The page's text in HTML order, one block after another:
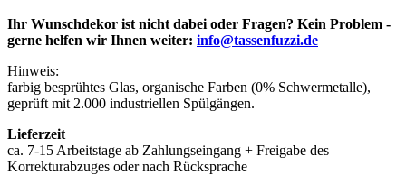
Ihr Wunschdekor ist nicht dabei oder Fragen? Kein Problem -
gerne helfen wir Ihnen weiter: info@tassenfuzzi.de
Hinweis:
farbig besprühtes Glas, organische Farben (0% Schwermetalle),
geprüft mit 2.000 industriellen Spülgängen.
Lieferzeit
ca. 7-15 Arbeitstage ab Zahlungseingang + Freigabe des
Korrekturabzuges oder nach Rücksprache